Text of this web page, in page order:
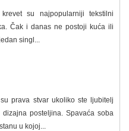
su najpopularniji tekstilni
Čak i danas ne postoji kuća ili
singl...
prava stvar ukoliko ste ljubitelj
posteljina. Spavaća soba
u kojoj...